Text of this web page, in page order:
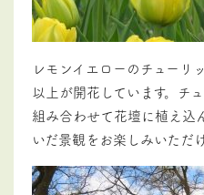
レモンイエローのチューリ
以上が開花しています。チ
組み合わせて花壇に植え込
いだ景観をお楽しみいただ